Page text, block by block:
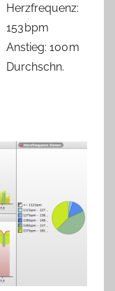
Herzfrequenz:
153 bpm
Anstieg: 100 m
Durchschn.